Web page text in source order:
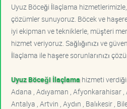
Uyuz Böceği İlaçlama
çözümler sunuyoruz. Böcek ve
iyi ekipman ve tekniklerle, müşteri
hizmet veriyoruz. Sağlığınızı ve
İlaçlama ile haşere sorunlarınızı
Uyuz Böceği İlaçlama hizmeti
Adana , Adıyaman , Afyonkarahisar ,
Antalya , Artvin , Aydın , Balıkesir ,